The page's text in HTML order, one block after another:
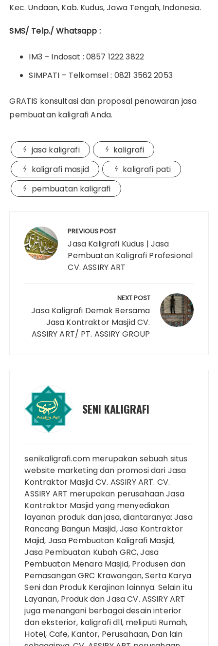
Kec. Undaan, Kab. Kudus, Jawa Tengah, Indonesia.
SMS/ Telp./ Whatsapp :
IM3 – Indosat : 0857 1222 3822
SIMPATI – Telkomsel : 0821 3562 2053
GRATIS konsultasi dan proposal penawaran jasa
pembuatan kaligrafi Anda.
jasa kaligrafi
kaligrafi
kaligrafi masjid
kaligrafi pati
pembuatan kaligrafi
navigation PREVIOUS POST
Jasa Kaligrafi Kudus | Jasa
Pembuatan Kaligrafi Profesional
CV. ASSIRY ART
NEXT POST
Jasa Kaligrafi Demak Bersama
Jasa Kontraktor Masjid CV.
ASSIRY ART/ PT. ASSIRY GROUP
SENI KALIGRAFI
senikaligrafi.com merupakan sebuah situs
website marketing dan promosi dari Jasa
Kontraktor Masjid CV. ASSIRY ART. CV.
ASSIRY ART merupakan perusahaan Jasa
Kontraktor Masjid yang menyediakan
layanan produk dan jasa, diantaranya: Jasa
Rancang Bangun Masjid, Jasa Kontraktor
Majid, Jasa Pembuatan Kaligrafi Masjid,
Jasa Pembuatan Kubah GRC, Jasa
Pembuatan Menara Masjid, Produsen dan
Pemasangan GRC Krawangan, Serta Karya
Seni dan Produk Kerajinan lainnya. Selain itu
Layanan, Produk dan Jasa CV. ASSIRY ART
juga menangani berbagai desain interior
dan eksterior, kaligrafi dll, meliputi Rumah,
Hotel, Cafe, Kantor, Perusahaan, Dan lain